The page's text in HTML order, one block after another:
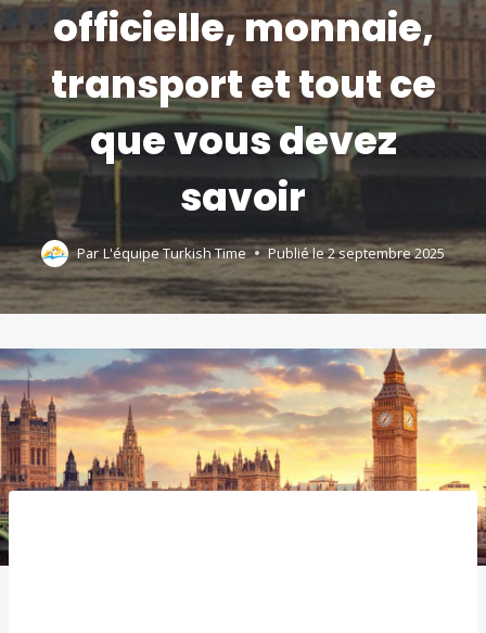
officielle, monnaie,
transport et tout ce
que vous devez
savoir
Par L'équipe Turkish Time Publié le2 septembre 2025